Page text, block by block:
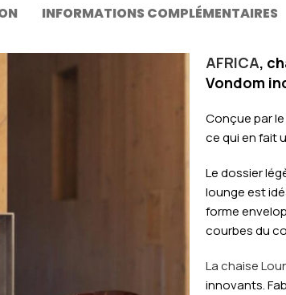
INFORMATIONS COMPLÉMENTAIRES
AFRICA,
Vondom
Conçue par
ce qui en fait
Le dossier
lounge est
forme
courbes du
La chaise
innovants.